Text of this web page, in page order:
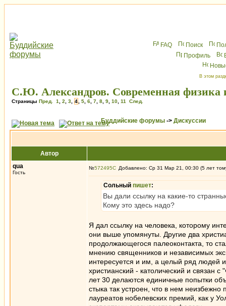
FAQ Поиск
Профиль
В этом
С.Ю. Александров. Современная физика
Страницы Пред. 1 2 3 4 5 6 7 8 9 10 11 След.
Буддийские форумы -> Дискуссии
Автор
qua
Гость
№572495 Добавлено: Ср 31 Мар 21, 00:30 (5 лет
Сольный пишет:
Вы дали ссылку на какие-то
Кому это здесь надо?
Я дал ссылку на человека, которому
они выше упомянуты. Другие два
продолжающегося палеоконтакта, то
мнению священников и независимых
интересуется и им, а целый ряд людей
христианский - католический и связан
лет 30 делаются единичные попытки
стыка так устроен, что в нем
лауреатов нобелевских премий, как у